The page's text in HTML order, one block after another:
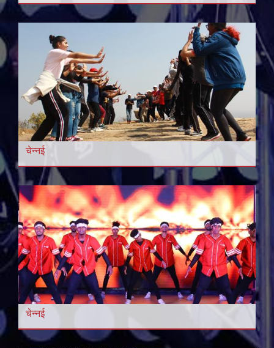
चेन्नई
चेन्नई